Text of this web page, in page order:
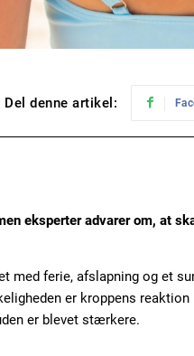
Del denne artikel:
eksperter advarer om, at
med ferie, afslapning og et
er kroppens
er blevet stærkere.